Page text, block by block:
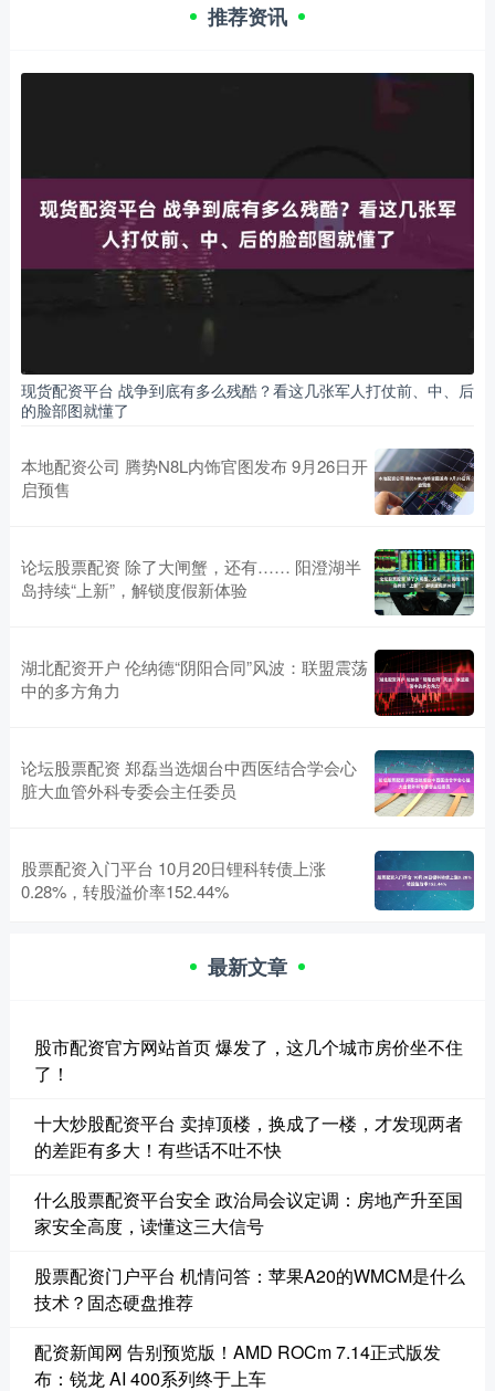
推荐资讯
现货配资平台 战争到底有多么残酷？看这几张军人打仗前、中、后
的脸部图就懂了
本地配资公司 腾势N8L内饰官图发布 9月26日开
启预售
论坛股票配资 除了大闸蟹，还有…… 阳澄湖半
岛持续“上新”，解锁度假新体验
湖北配资开户 伦纳德“阴阳合同”风波：联盟震荡
中的多方角力
论坛股票配资 郑磊当选烟台中西医结合学会心
脏大血管外科专委会主任委员
股票配资入门平台 10月20日锂科转债上涨
0.28%，转股溢价率152.44%
最新文章
股市配资官方网站首页 爆发了，这几个城市房价坐不住
了！
十大炒股配资平台 卖掉顶楼，换成了一楼，才发现两者
的差距有多大！有些话不吐不快
什么股票配资平台安全 政治局会议定调：房地产升至国
家安全高度，读懂这三大信号
股票配资门户平台 机情问答：苹果A20的WMCM是什么
技术？固态硬盘推荐
配资新闻网 告别预览版！AMD ROCm 7.14正式版发
布：锐龙 AI 400系列终于上车